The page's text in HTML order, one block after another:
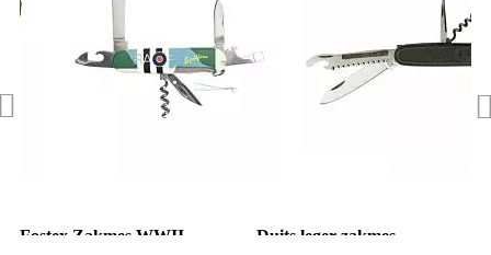
Fostex Zakmes WWII
Duits leger zakmes